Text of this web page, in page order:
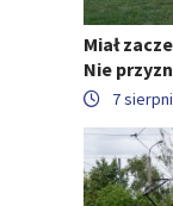
Miał
Nie
7